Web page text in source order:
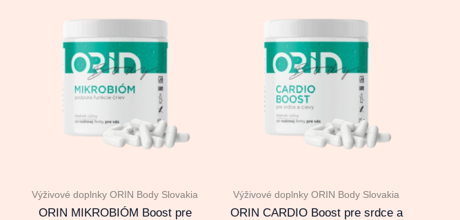
Výživové doplnky ORIN Body Slovakia
ORIN MIKROBIÓM Boost pre
Výživové doplnky ORIN Body Slovakia
ORIN CARDIO Boost pre srdce a